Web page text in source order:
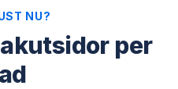
NU?
per